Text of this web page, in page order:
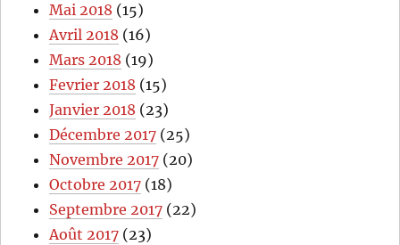
Mai 2018 (15)
Avril 2018 (16)
Mars 2018 (19)
Fevrier 2018 (15)
Janvier 2018 (23)
Décembre 2017 (25)
Novembre 2017 (20)
Octobre 2017 (18)
Septembre 2017 (22)
Août 2017 (23)